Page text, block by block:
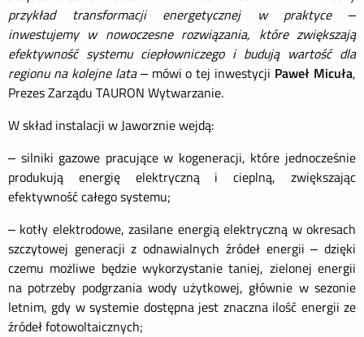
przykład transformacji energetycznej w praktyce –
inwestujemy w nowoczesne rozwiązania, które zwiększają
efektywność systemu ciepłowniczego i budują wartość dla
regionu na kolejne lata – mówi o tej inwestycji Paweł Micuła,
Prezes Zarządu TAURON Wytwarzanie.
W skład instalacji w Jaworznie wejdą:
– silniki gazowe pracujące w kogeneracji, które jednocześnie
produkują energię elektryczną i cieplną, zwiększając
efektywność całego systemu;
– kotły elektrodowe, zasilane energią elektryczną w okresach
szczytowej generacji z odnawialnych źródeł energii – dzięki
czemu możliwe będzie wykorzystanie taniej, zielonej energii
na potrzeby podgrzania wody użytkowej, głównie w sezonie
letnim, gdy w systemie dostępna jest znaczna ilość energii ze
źródeł fotowoltaicznych;